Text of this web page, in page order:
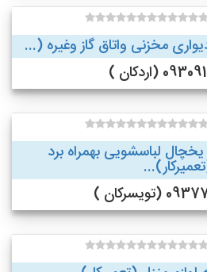
مخزنی واتاق گاز وغیره (...
)
لباسشویی بهمراه برد
)